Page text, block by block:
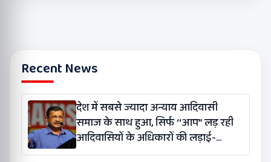
Recent News
देश में सबसे ज्यादा अन्याय आदिवासी
समाज के साथ हुआ, सिर्फ ‘‘आप’’ लड़ रही
आदिवासियों के अधिकारों की लड़ाई-
केजरीवाल